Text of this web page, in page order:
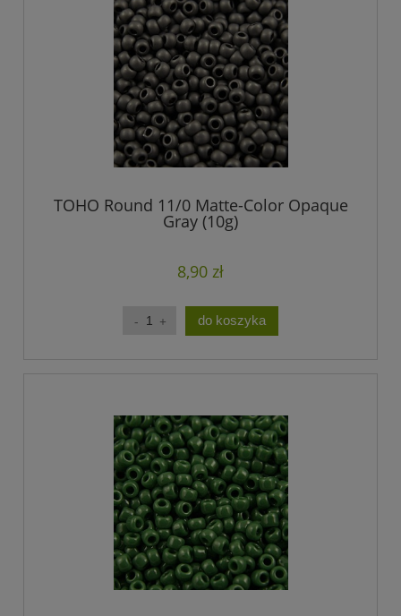
TOHO Round 11/0 Matte-Color Opaque
Gray (10g)
8,90 zł
do koszyka